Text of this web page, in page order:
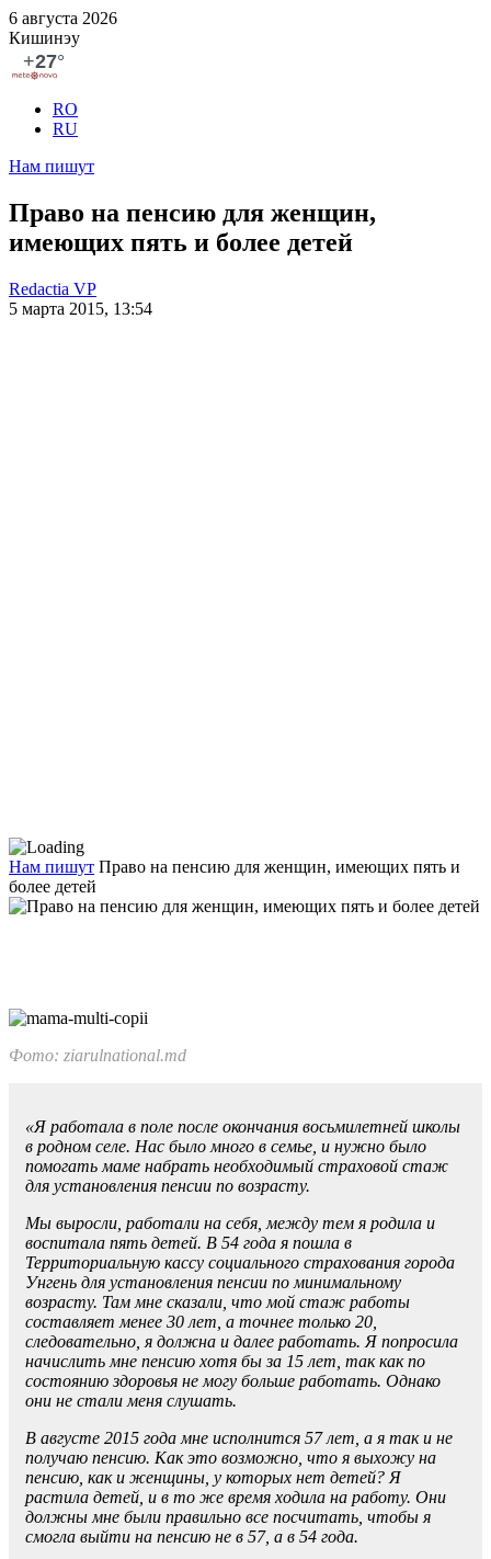
6 августа 2026
Кишинэу
RO
RU
Нам пишут
Право на пенсию для женщин,
имеющих пять и более детей
Redactia VP
5 марта 2015, 13:54
Нам пишут Право на пенсию для женщин, имеющих пять и
более детей
Фото: ziarulnational.md
«Я работала в поле после окон­чания восьмилетней школы
в родном селе. Нас было много в семье, и нужно было
помогать маме набрать необходимый страховой стаж
для установле­ния пенсии по возрасту.
Мы выросли, работали на себя, между тем я родила и
вос­питала пять детей. В 54 года я пошла в
Территориальную кассу социального страхования города
Унгень для установления пенсии по минимальному
возрасту. Там мне сказали, что мой стаж рабо­ты
составляет менее 30 лет, а точнее только 20,
следователь­но, я должна и далее работать. Я попросила
начислить мне пен­сию хотя бы за 15 лет, так как по
состоянию здоровья не могу больше работать. Однако
они не стали меня слушать.
В августе 2015 года мне испол­нится 57 лет, а я так и не
полу­чаю пенсию. Как это возмож­но, что я выхожу на
пенсию, как и женщины, у которых нет де­тей? Я
растила детей, и в то же время ходила на работу. Они
должны мне были правильно все посчитать, чтобы я
смогла вый­ти на пенсию не в 57, а в 54 года.